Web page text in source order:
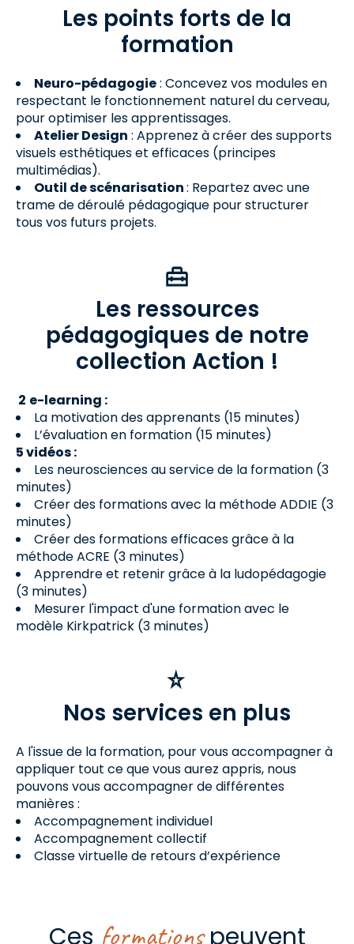
Les points forts de la
formation
Neuro-pédagogie: Concevez vos modules en
respectant le fonctionnement naturel du cerveau,
pour optimiser les apprentissages.
Atelier Design : Apprenez à créer des supports
visuels esthétiques et efficaces (principes
multimédias).
Outil de scénarisation: Repartez avec une
trame de déroulé pédagogique pour structurer
tous vos futurs projets.
Les ressources
pédagogiques de notre
collection Action !
2 e-learning :
La motivation des apprenants (15 minutes)
L’évaluation en formation (15 minutes)
5 vidéos :
Les neurosciences au service de la formation (3
minutes)
Créer des formations avec la méthode ADDIE (3
minutes)
Créer des formations efficaces grâce à la
méthode ACRE (3 minutes)
Apprendre et retenir grâce à la ludopédagogie
(3 minutes)
Mesurer l'impact d'une formation avec le
modèle Kirkpatrick (3 minutes)
Nos services en plus
A l'issue de la formation, pour vous accompagner à
appliquer tout ce que vous aurez appris, nous
pouvons vous accompagner de différentes
manières :
Accompagnement individuel
Accompagnement collectif
Classe virtuelle de retours d’expérience
Ces formationspeuvent